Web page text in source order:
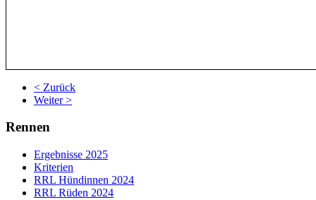
< Zurück
Weiter >
Rennen
Ergebnisse 2025
Kriterien
RRL Hündinnen 2024
RRL Rüden 2024